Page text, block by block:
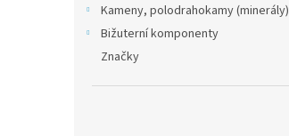
Kameny, polodrahokamy (minerály)
Bižuterní komponenty
Značky